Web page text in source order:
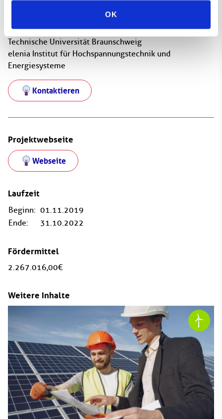
OK
Prof. Dr.-Ing. Bernd Engel
Technische Universität Braunschweig
elenia Institut für Hochspannungstechnik und
Energiesysteme
Kontaktieren
Projektwebseite
Webseite
Laufzeit
Beginn: 01.11.2019
Ende:
31.10.2022
Fördermittel
2.267.016,00 €
Weitere Inhalte